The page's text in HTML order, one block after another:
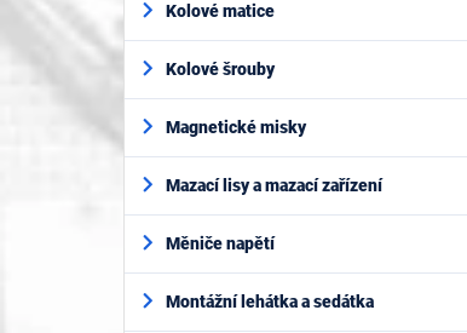
Kolové matice
Kolové šrouby
Magnetické misky
Mazací lisy a mazací zařízení
Měniče napětí
Montážní lehátka a sedátka